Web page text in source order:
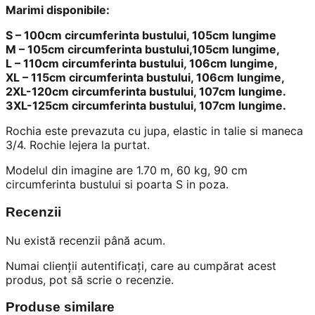
Marimi disponibile:
S – 100cm circumferinta bustului, 105cm lungime
M – 105cm circumferinta bustului,105cm lungime,
L – 110cm circumferinta bustului, 106cm lungime,
XL – 115cm circumferinta bustului, 106cm lungime,
2XL-120cm circumferinta bustului, 107cm lungime.
3XL-125cm circumferinta bustului, 107cm lungime.
Rochia este prevazuta cu jupa, elastic in talie si maneca
3/4. Rochie lejera la purtat.
Modelul din imagine are 1.70 m, 60 kg, 90 cm
circumferinta bustului si poarta S in poza.
Recenzii
Nu există recenzii până acum.
Numai clienții autentificați, care au cumpărat acest
produs, pot să scrie o recenzie.
Produse similare